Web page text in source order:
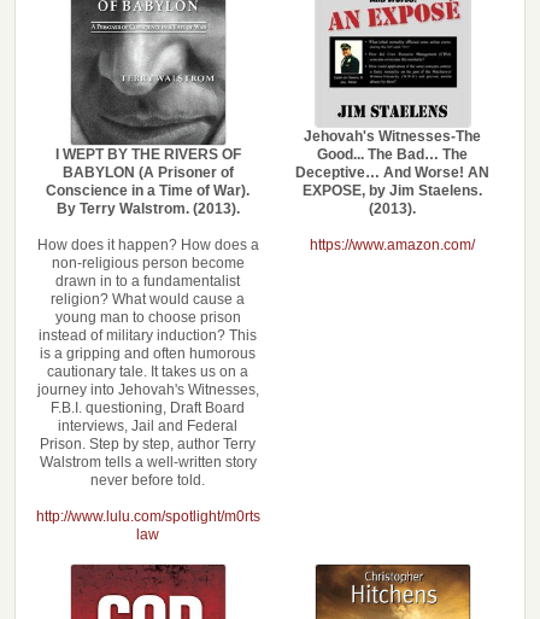
I WEPT BY THE RIVERS OF
BABYLON (A Prisoner of
Conscience in a Time of War).
By Terry Walstrom. (2013).
How does it happen? How does a
non-religious person become
drawn in to a fundamentalist
religion? What would cause a
young man to choose prison
instead of military induction? This
is a gripping and often humorous
cautionary tale. It takes us on a
journey into Jehovah's Witnesses,
F.B.I. questioning, Draft Board
interviews, Jail and Federal
Prison. Step by step, author Terry
Walstrom tells a well-written story
never before told.
http://www.lulu.com/spotlight/m0rts
law
Jehovah's Witnesses-The
Good... The Bad… The
Deceptive… And Worse! AN
EXPOSE, by Jim Staelens.
(2013).
https://www.amazon.com/